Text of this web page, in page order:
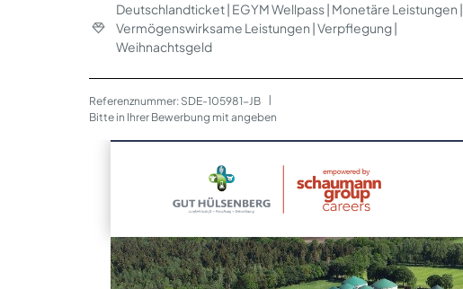
Deutschlandticket | EGYM Wellpass | Monetäre Leistungen |
Vermögenswirksame Leistungen | Verpflegung |
Weihnachtsgeld
Referenznummer: SDE-105981-JB
Bitte in Ihrer Bewerbung mit angeben